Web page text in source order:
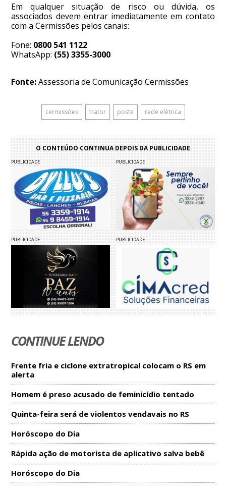
Em qualquer situação de risco ou dúvida, os
associados devem entrar imediatamente em contato
com a Cermissões pelos canais:
Fone: 0800 541 1122
WhatsApp: (55) 3355-3000
Fonte:Assessoria de Comunicação Cermissões
cermissões trator poste rede elétrica
O CONTEÚDO CONTINUA DEPOIS DA PUBLICIDADE
PUBLICIDADE PUBLICIDADE
PUBLICIDADE PUBLICIDADE
CONTINUE LENDO
Frente fria e ciclone extratropical colocam o RS em
alerta
Homem é preso acusado de feminicídio tentado
Quinta-feira será de violentos vendavais no RS
Horóscopo do Dia
Rápida ação de motorista de aplicativo salva bebê
Horóscopo do Dia